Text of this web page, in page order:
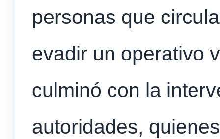
personas que
evadir un operativo
culminó con la
autoridades,